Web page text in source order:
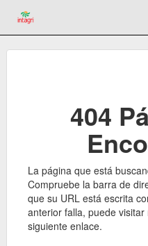
404
La página que está
Compruebe la barra de
que su URL está escrita
anterior falla, puede
siguiente enlace.